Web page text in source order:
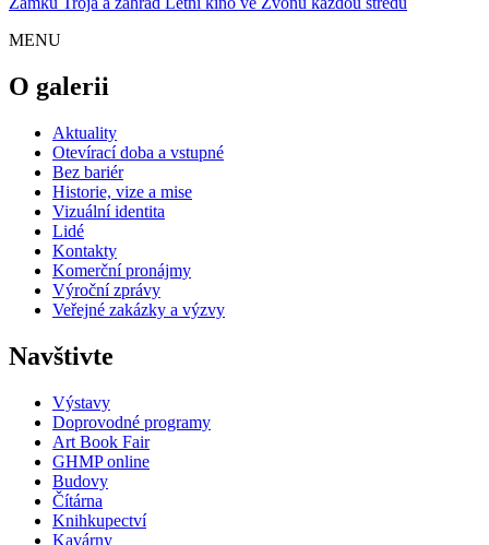
MENU
O galerii
Aktuality
Otevírací doba a vstupné
Bez bariér
Historie, vize a mise
Vizuální identita
Lidé
Kontakty
Komerční pronájmy
Výroční zprávy
Veřejné zakázky a výzvy
Navštivte
Výstavy
Doprovodné programy
Art Book Fair
GHMP online
Budovy
Čítárna
Knihkupectví
Kavárny